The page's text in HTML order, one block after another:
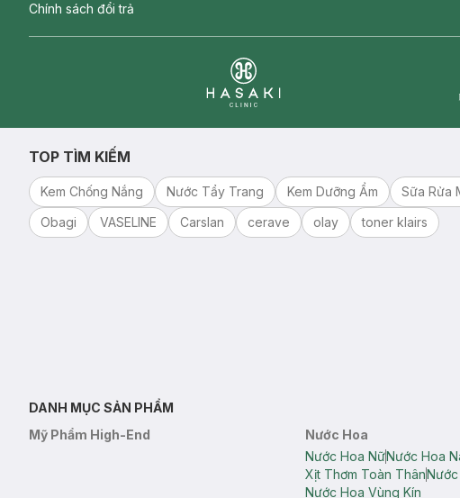
Chính sách đổi trả
TOP TÌM KIẾM
Kem Chống Nắng Nước Tẩy Trang Kem Dưỡng Ẩm Sữa Rửa
Obagi
VASELINE Carslan cerave olay toner klairs
DANH MỤC SẢN PHẨM
Mỹ Phẩm High-End
Nước Hoa
Nước Hoa NữNước Hoa
Xịt Thơm Toàn Thân
Nước Hoa Vùng Kín